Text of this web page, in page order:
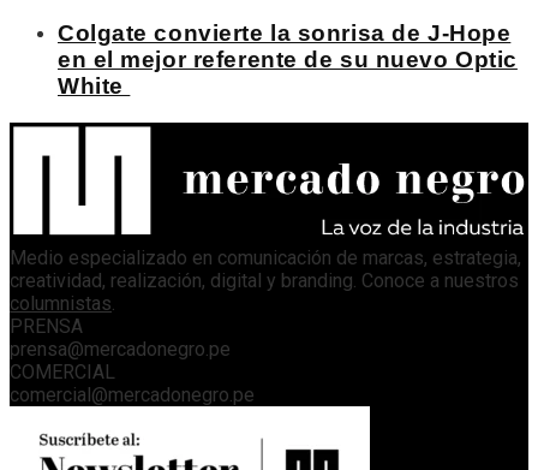
Colgate convierte la sonrisa de J-Hope
en el mejor referente de su nuevo Optic
White
Medio especializado en comunicación de marcas, estrategia,
creatividad, realización, digital y branding. Conoce a nuestros
columnistas
PRENSA
prensa@mercadonegro.pe
COMERCIAL
comercial@mercadonegro.pe